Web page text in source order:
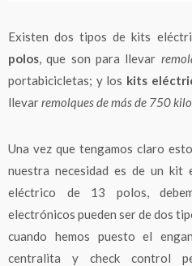
Existen dos tipos de kits
polos, que son para llevar
portabicicletas; y los kits
llevarremolques de más de 750
Una vez que tengamos claro
nuestra necesidad es de un
eléctrico de 13 polos,
electrónicos pueden ser de dos
cuando hemos puesto el
centralita y check control